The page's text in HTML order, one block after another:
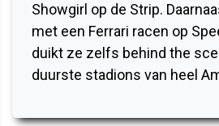
Showgirl op de Strip.
met een Ferrari racen op
duikt ze zelfs behind the
duurste stadions van heel